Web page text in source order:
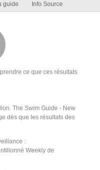
guide Info Source
ce que ces résultats
The Swim Guide - New
dès que les résultats des
:
Weekly de